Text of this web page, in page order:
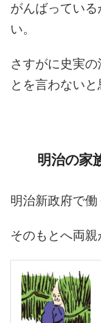
がんばってい
い。
さすがに史実
とを言わないと
明治の家
明治新政府で働
そのもとへ両親